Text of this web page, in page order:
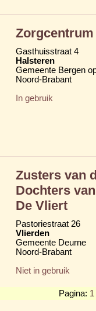
Gasthuisstraat 4
Halsteren
Gemeente Bergen
Noord-Brabant
In gebruik
Zusters van
Dochters
De Vliert
Pastoriestraat 26
Vlierden
Gemeente Deurne
Noord-Brabant
Niet in gebruik
Pagina: 1